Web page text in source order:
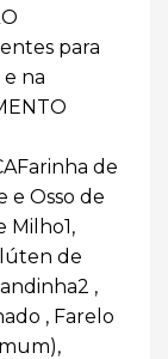
para
na
de
e Osso de
Milho1,
de
,
, Farelo